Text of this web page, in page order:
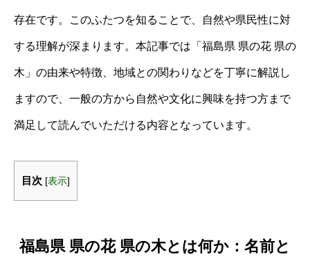
存在です。このふたつを知ることで、自然や県民性に対
する理解が深まります。本記事では「福島県 県の花 県の
木」の由来や特徴、地域との関わりなどを丁寧に解説し
ますので、一般の方から自然や文化に興味を持つ方まで
満足して読んでいただける内容となっています。
目次 [表示]
福島県 県の花 県の木とは何か：名前と